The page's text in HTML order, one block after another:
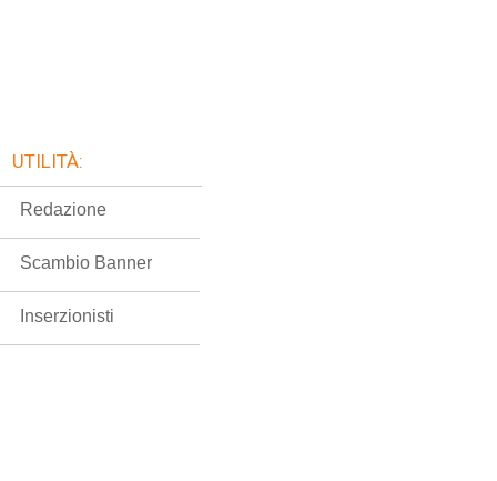
UTILITÀ:
Redazione
Scambio Banner
Inserzionisti